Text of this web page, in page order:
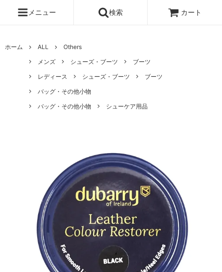
メニュー 検索 カート
ホーム ALL
Others
メンズ
シューズ・ブーツ
ブーツ
レディース
シューズ・ブーツ
ブーツ
バッグ・その他小物
バッグ・その他小物
シューケア用品